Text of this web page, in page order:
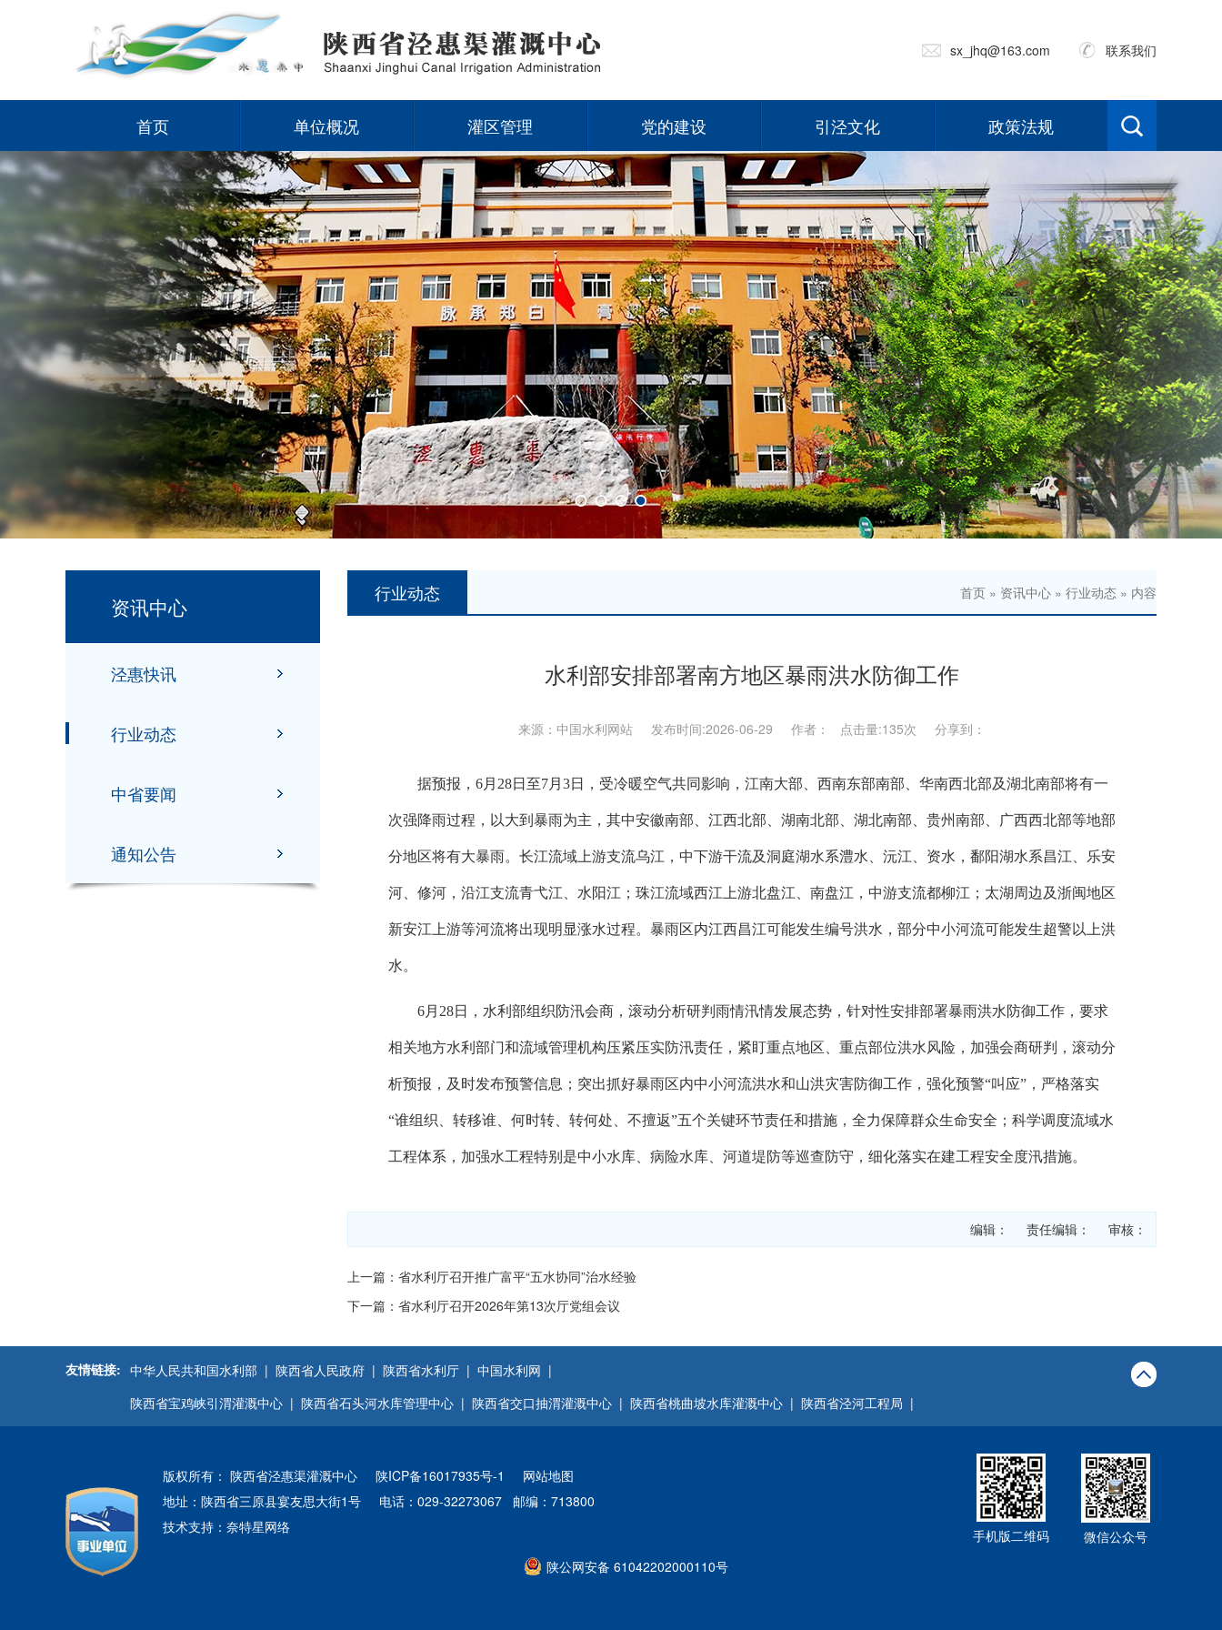
sx_jhq@163.com 联系我们
首页 单位概况 灌区管理 党的建设 引泾文化 政策法规
资讯中心
泾惠快讯
行业动态
中省要闻
通知公告
行业动态 首页 » 资讯中心 » 行业动态 » 内容
水利部安排部署南方地区暴雨洪水防御工作
来源：中国水利网站 发布时间:2026-06-29 作者： 点击量:135次 分享到：
据预报，6月28日至7月3日，受冷暖空气共同影响，江南大部、西南东部南部、华南西北部及湖北南部将有一
次强降雨过程，以大到暴雨为主，其中安徽南部、江西北部、湖南北部、湖北南部、贵州南部、广西西北部等地部
分地区将有大暴雨。长江流域上游支流乌江，中下游干流及洞庭湖水系澧水、沅江、资水，鄱阳湖水系昌江、乐安
河、修河，沿江支流青弋江、水阳江；珠江流域西江上游北盘江、南盘江，中游支流都柳江；太湖周边及浙闽地区
新安江上游等河流将出现明显涨水过程。暴雨区内江西昌江可能发生编号洪水，部分中小河流可能发生超警以上洪
水。
6月28日，水利部组织防汛会商，滚动分析研判雨情汛情发展态势，针对性安排部署暴雨洪水防御工作，要求
相关地方水利部门和流域管理机构压紧压实防汛责任，紧盯重点地区、重点部位洪水风险，加强会商研判，滚动分
析预报，及时发布预警信息；突出抓好暴雨区内中小河流洪水和山洪灾害防御工作，强化预警“叫应”，严格落实
“谁组织、转移谁、何时转、转何处、不擅返”五个关键环节责任和措施，全力保障群众生命安全；科学调度流域水
工程体系，加强水工程特别是中小水库、病险水库、河道堤防等巡查防守，细化落实在建工程安全度汛措施。
编辑： 责任编辑： 审核：
上一篇：省水利厅召开推广富平“五水协同”治水经验
下一篇：省水利厅召开2026年第13次厅党组会议
友情链接: 中华人民共和国水利部 | 陕西省人民政府 | 陕西省水利厅 | 中国水利网 |
陕西省宝鸡峡引渭灌溉中心 | 陕西省石头河水库管理中心 | 陕西省交口抽渭灌溉中心 | 陕西省桃曲坡水库灌溉中心 | 陕西省泾河工程局 |
手机版二维码 微信公众号
版权所有： 陕西省泾惠渠灌溉中心 陕ICP备16017935号-1
网站地图
地址：陕西省三原县宴友思大街1号 电话：029-32273067 邮编：713800
技术支持： 奈特星网络
陕公网安备 61042202000110号